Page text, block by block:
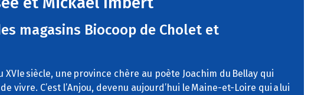
magasins Biocoop de Cholet et
XVIe siècle, une province chère au poète Joachim du Bellay qui
vivre. C’est l’Anjou, devenu aujourd’hui le Maine-et-Loire qui a lui